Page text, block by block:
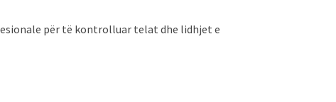
për të kontrolluar telat dhe lidhjet e